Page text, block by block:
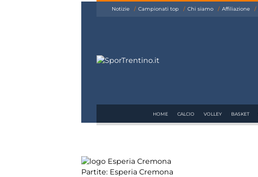
Notizie Campionati top Chi siamo Affiliazione
HOME CALCIO VOLLEY BASKET
Partite: Esperia Cremona